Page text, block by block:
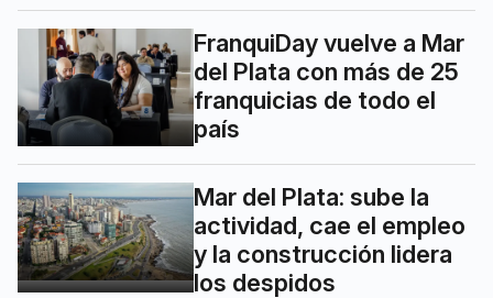
FranquiDay vuelve a Mar
del Plata con más de 25
franquicias de todo el
país
Mar del Plata: sube la
actividad, cae el empleo
y la construcción lidera
los despidos